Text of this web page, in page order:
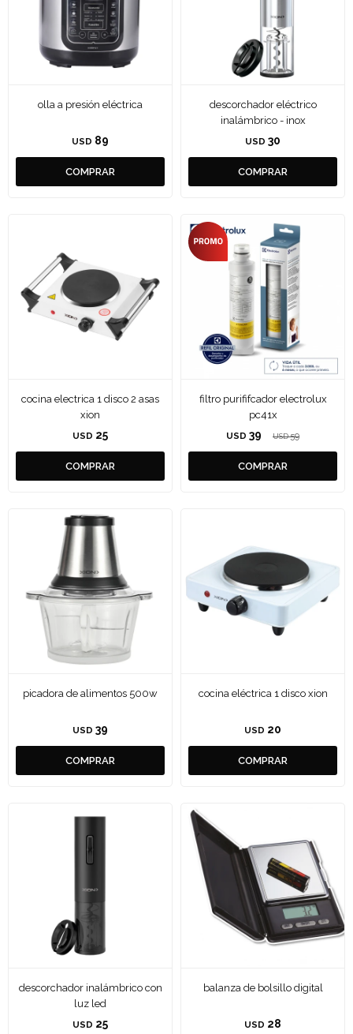
olla a presión eléctrica
USD 89
descorchador eléctrico
inalámbrico - inox
USD 30
cocina electrica 1 disco 2 asas
xion
USD 25
filtro purififcador electrolux
pc41x
USD 39 USD 59
picadora de alimentos 500w
USD 39
cocina eléctrica 1 disco xion
USD 20
descorchador inalámbrico con
luz led
USD 25
balanza de bolsillo digital
USD 28